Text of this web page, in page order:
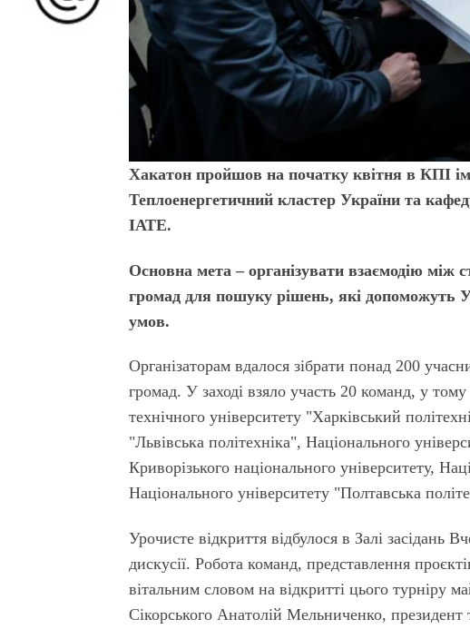
Хакатон пройшов на початку квітня в КПІ
Теплоенергетичний кластер України та
ІАТЕ.
Основна мета – організувати взаємодію між
громад для пошуку рішень, які допоможуть
умов.
Організаторам вдалося зібрати понад 200
громад. У заході взяло участь 20 команд, у
технічного університету "Харківський
"Львівська полі­техніка", Національного
Криворізького національного університету,
Національного універси­тету "Полтавська
Урочисте відкриття відбулося в Залі засі­дань
дискусії. Робота команд, представ­лення
вітальним словом на від­критті цього турніру
Сікорського Ана­толій Мельниченко,